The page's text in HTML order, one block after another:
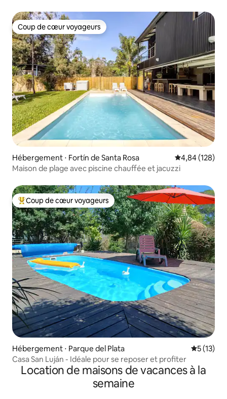
Coup de cœur voyageurs
Coup de cœur voyageurs
Hébergement ⋅ Fortín de Santa Rosa Évaluation
4,84 (128)
Maison de plage avec piscine chauffée et jacuzzi
Coups de cœur voyageurs les plus appréciés
Coup de cœur voyageurs
Hébergement ⋅ Parque del Plata
5 (13)
Casa San Luján - Idéale pour se reposer et profiter
Location de maisons de vacances à la
semaine